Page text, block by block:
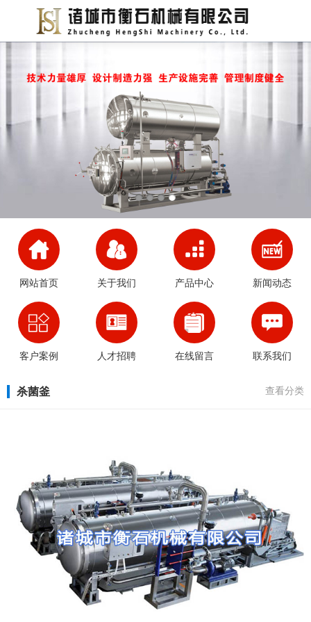
网站首页 关于我们 产品中心 新闻动态
客户案例 人才招聘 在线留言 联系我们
杀菌釜 查看分类